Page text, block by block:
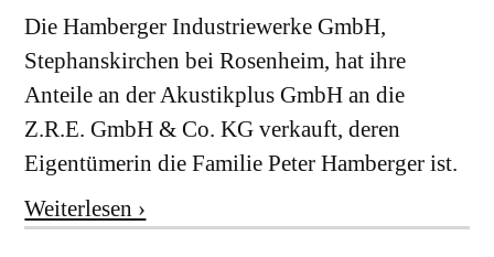
Die Hamberger Industriewerke GmbH,
Stephanskirchen bei Rosenheim, hat ihre
Anteile an der Akustikplus GmbH an die
Z.R.E. GmbH & Co. KG verkauft, deren
Eigentümerin die Familie Peter Hamberger ist.
Weiterlesen ›